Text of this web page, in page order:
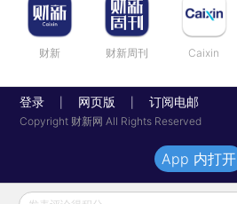
财新 财新周刊 Caixin
登录 网页版 订阅电邮
Copyright 财新网 All Rights Reserved
App 内打开